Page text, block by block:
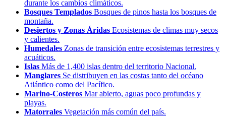
durante los cambios climáticos.
Bosques Templados Bosques de pinos hasta los bosques de
montaña.
Desiertos y Zonas Áridas Ecosistemas de climas muy secos
y calientes.
Humedales Zonas de transición entre ecosistemas terrestres y
acuáticos.
Islas Más de 1,400 islas dentro del territorio Nacional.
Manglares Se distribuyen en las costas tanto del océano
Atlántico como del Pacífico.
Marino-Costeros Mar abierto, aguas poco profundas y
playas.
Matorrales Vegetación más común del país.